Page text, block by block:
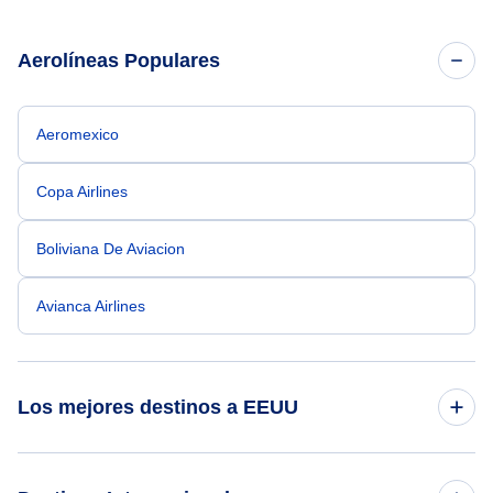
Aerolíneas Populares
Aeromexico
Copa Airlines
Boliviana De Aviacion
Avianca Airlines
Los mejores destinos a EEUU